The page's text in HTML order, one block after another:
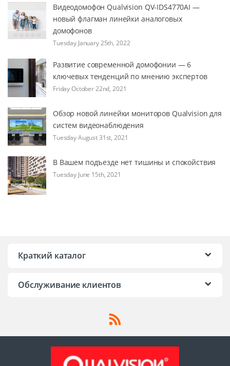
Видеодомофон Qualvision QV-IDS4770AI —
новый флагман линейки аналоговых
домофонов
Tuesday January 25th, 2022
Развитие современной домофонии — 6
ключевых тенденций по мнению экспертов
Friday October 22nd, 2021
Обзор новой линейки мониторов Qualvision для
систем видеонаблюдения
Tuesday August 31st, 2021
В Вашем подъезде нет тишины и спокойствия
Tuesday June 15th, 2021
Краткий каталог
Обслуживание клиентов